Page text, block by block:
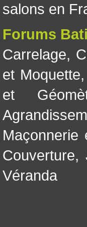
salons en
Forums
Carrelage,
et Moquette,
et
Maçonnerie
Couverture,
Véranda